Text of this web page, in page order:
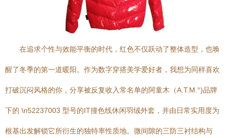
在追求个性与效能平衡的时代，红色不仅跃动了整体造型，也唤
醒了冬季的第一道暖阳。作为数字穿搭美学爱好者，我想为同样喜欢
打破沉闷风格的你，分享被反复收入常名单的阿童木（A.T.M.°)品牌
下的 \n52237003 型号的IT撞色线休闲羽绒外套，并由日常实用度为
根基出发解锁它所衍生的独特率性质地。微间隙的三防三衬结构与